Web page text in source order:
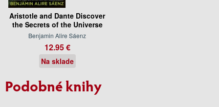
Aristotle and Dante Discover
the Secrets of the Universe
Benjamin Alire Sáenz
12.95 €
Na sklade
Podobné knihy